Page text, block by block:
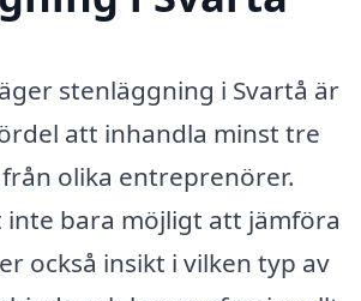
stenläggning i Svartå är
att inhandla minst tre
olika entreprenörer.
inte bara möjligt att jämföra
också insikt i vilken typ av